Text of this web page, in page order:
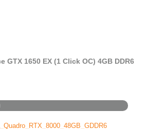
GTX 1650 EX (1 Click OC) 4GB DDR6